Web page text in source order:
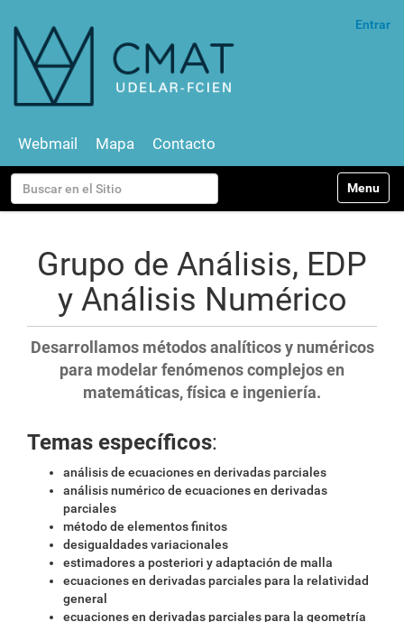
Buscar
Búsqueda Avanzada…
Entrar
Webmail Mapa Contacto
v
Toggle
Grupo de Análisis, EDP
y Análisis Numérico
Desarrollamos métodos analíticos y numéricos
para modelar fenómenos complejos en
matemáticas, física e ingeniería.
Temas específicos:
análisis de ecuaciones en derivadas parciales
análisis numérico de ecuaciones en derivadas
parciales
métodode elementos finitos
desigualdades variacionales
estimadores a posteriori y adaptación de malla
ecuaciones en derivadas parciales para la relatividad
general
ecuaciones en derivadas parciales para la geometría